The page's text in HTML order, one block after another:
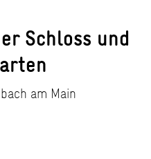
Schloss und
am Main